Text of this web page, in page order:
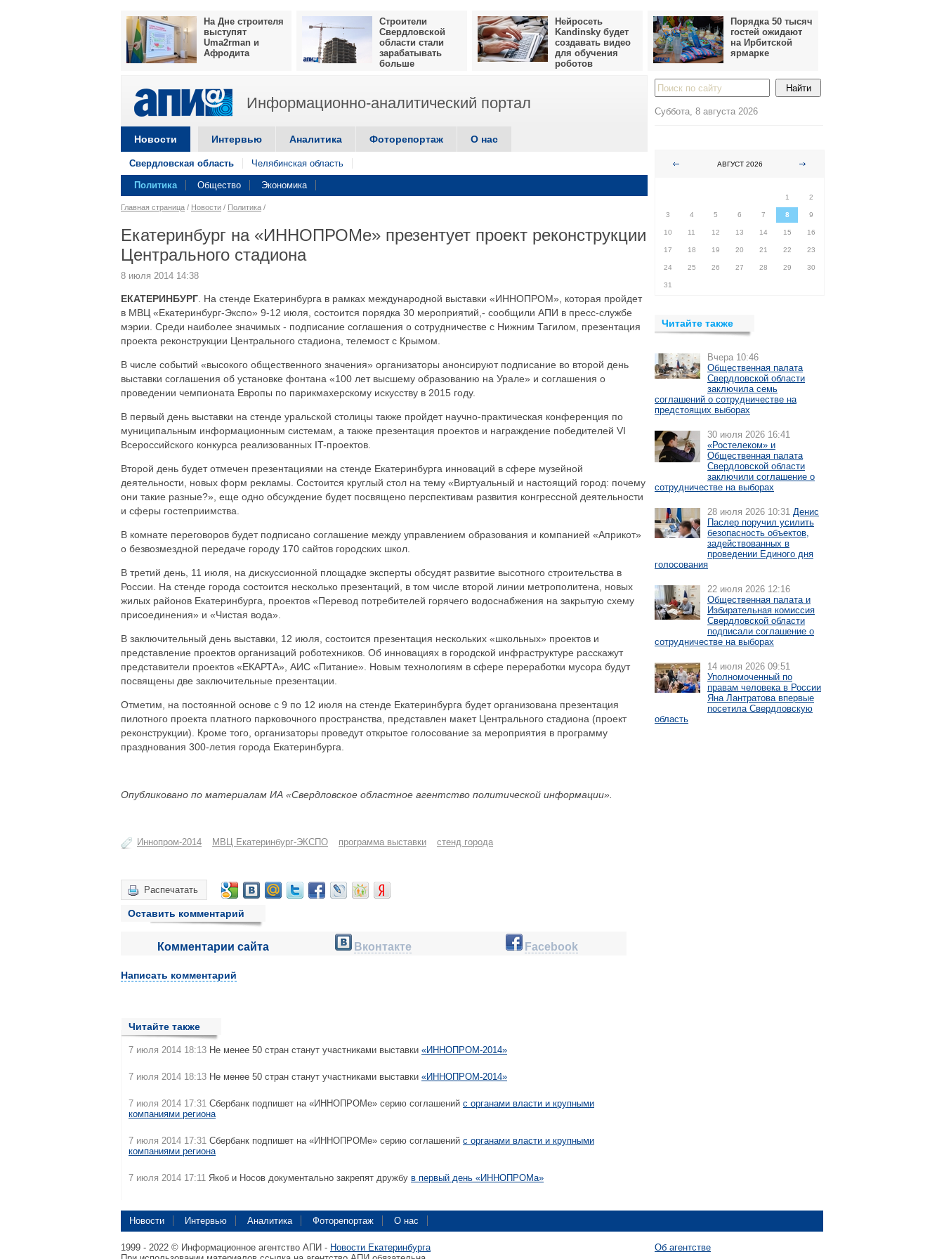
На Дне строителя
выступят
Uma2rman и
Афродита
Строители
Свердловской
области стали
зарабатывать
больше
Нейросеть
Kandinsky будет
создавать видео
для обучения
роботов
Порядка 50 тысяч
гостей ожидают
на Ирбитской
ярмарке
Информационно-аналитический портал
Новости Интервью Аналитика Фоторепортаж О нас
Свердловская область Челябинская область
Политика Общество Экономика
Главная страница / Новости / Политика /
Екатеринбург на «ИННОПРОМе» презентует проект реконструкции
Центрального стадиона
8 июля 2014 14:38
ЕКАТЕРИНБУРГ . На стенде Екатеринбурга в рамках международной выставки «ИННОПРОМ», которая пройдет
в МВЦ «Екатеринбург-Экспо» 9-12 июля, состоится порядка 30 мероприятий,- сообщили АПИ в пресс-службе
мэрии. Среди наиболее значимых - подписание соглашения о сотрудничестве с Нижним Тагилом, презентация
проекта реконструкции Центрального стадиона, телемост с Крымом.
В числе событий «высокого общественного значения» организаторы анонсируют подписание во второй день
выставки соглашения об установке фонтана «100 лет высшему образованию на Урале» и соглашения о
проведении чемпионата Европы по парикмахерскому искусству в 2015 году.
В первый день выставки на стенде уральской столицы также пройдет научно-практическая конференция по
муниципальным информационным системам, а также презентация проектов и награждение победителей VI
Всероссийского конкурса реализованных IT-проектов.
Второй день будет отмечен презентациями на стенде Екатеринбурга инноваций в сфере музейной
деятельности, новых форм рекламы. Состоится круглый стол на тему «Виртуальный и настоящий город: почему
они такие разные?», еще одно обсуждение будет посвящено перспективам развития конгрессной деятельности
и сферы гостеприимства.
В комнате переговоров будет подписано соглашение между управлением образования и компанией «Априкот»
о безвозмездной передаче городу 170 сайтов городских школ.
В третий день, 11 июля, на дискуссионной площадке эксперты обсудят развитие высотного строительства в
России. На стенде города состоится несколько презентаций, в том числе второй линии метрополитена, новых
жилых районов Екатеринбурга, проектов «Перевод потребителей горячего водоснабжения на закрытую схему
присоединения» и «Чистая вода».
В заключительный день выставки, 12 июля, состоится презентация нескольких «школьных» проектов и
представление проектов организаций роботехников. Об инновациях в городской инфраструктуре расскажут
представители проектов «ЕКАРТА», АИС «Питание». Новым технологиям в сфере переработки мусора будут
посвящены две заключительные презентации.
Отметим, на постоянной основе с 9 по 12 июля на стенде Екатеринбурга будет организована презентация
пилотного проекта платного парковочного пространства, представлен макет Центрального стадиона (проект
реконструкции). Кроме того, организаторы проведут открытое голосование за мероприятия в программу
празднования 300-летия города Екатеринбурга.
Опубликовано по материалам ИА «Свердловское областное агентство политической информации».
Иннопром-2014 МВЦ Екатеринбург-ЭКСПО программа выставки стенд города
Распечатать
Оставить комментарий
Комментарии сайта Вконтакте Facebook
Написать комментарий
Читайте также
7 июля 2014 18:13 Не менее 50 стран станут участниками выставки «ИННОПРОМ-2014»
7 июля 2014 18:13 Не менее 50 стран станут участниками выставки «ИННОПРОМ-2014»
7 июля 2014 17:31 Сбербанк подпишет на «ИННОПРОМе» серию соглашений с органами власти и крупными
компаниями региона
7 июля 2014 17:31 Сбербанк подпишет на «ИННОПРОМе» серию соглашений с органами власти и крупными
компаниями региона
7 июля 2014 17:11 Якоб и Носов документально закрепят дружбу в первый день «ИННОПРОМа»
Суббота, 8 августа 2026
АВГУСТ 2026
1
2
3 4 5 6 7 8 9
10 11 12 13 14 15 16
17 18 19 20 21 22 23
24 25 26 27 28 29 30
31
Читайте также
Вчера 10:46
Общественная палата
Свердловской области
заключила семь
соглашений о сотрудничестве на
предстоящих выборах
30 июля 2026 16:41
«Ростелеком» и
Общественная палата
Свердловской области
заключили соглашение о
сотрудничестве на выборах
28 июля 2026 10:31 Денис
Паслер поручил усилить
безопасность объектов,
задействованных в
проведении Единого дня
голосования
22 июля 2026 12:16
Общественная палата и
Избирательная комиссия
Свердловской области
подписали соглашение о
сотрудничестве на выборах
14 июля 2026 09:51
Уполномоченный по
правам человека в России
Яна Лантратова впервые
посетила Свердловскую
область
Новости Интервью Аналитика Фоторепортаж О нас
1999 - 2022 © Информационное агентство АПИ - Новости Екатеринбурга
Об агентстве